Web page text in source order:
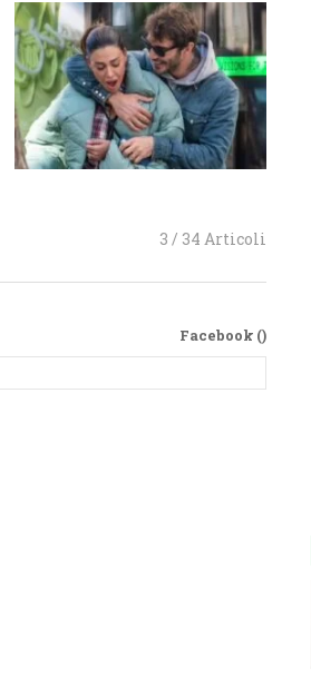
3 / 34 Articoli
Facebook ()